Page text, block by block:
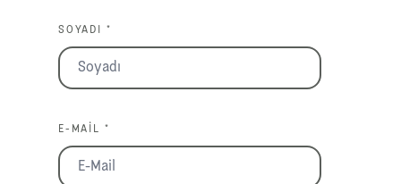
SOYADI *
E-MAIL *